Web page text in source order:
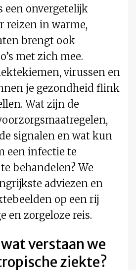
een onvergetelijk
reizen in warme,
brengt ook
met zich mee.
virussen en
je gezondheid flink
Wat zijn de
signalen en wat kun
een infectie te
behandelen? We
adviezen en
op een rij
en zorgeloze reis.
verstaan we
ziekte?